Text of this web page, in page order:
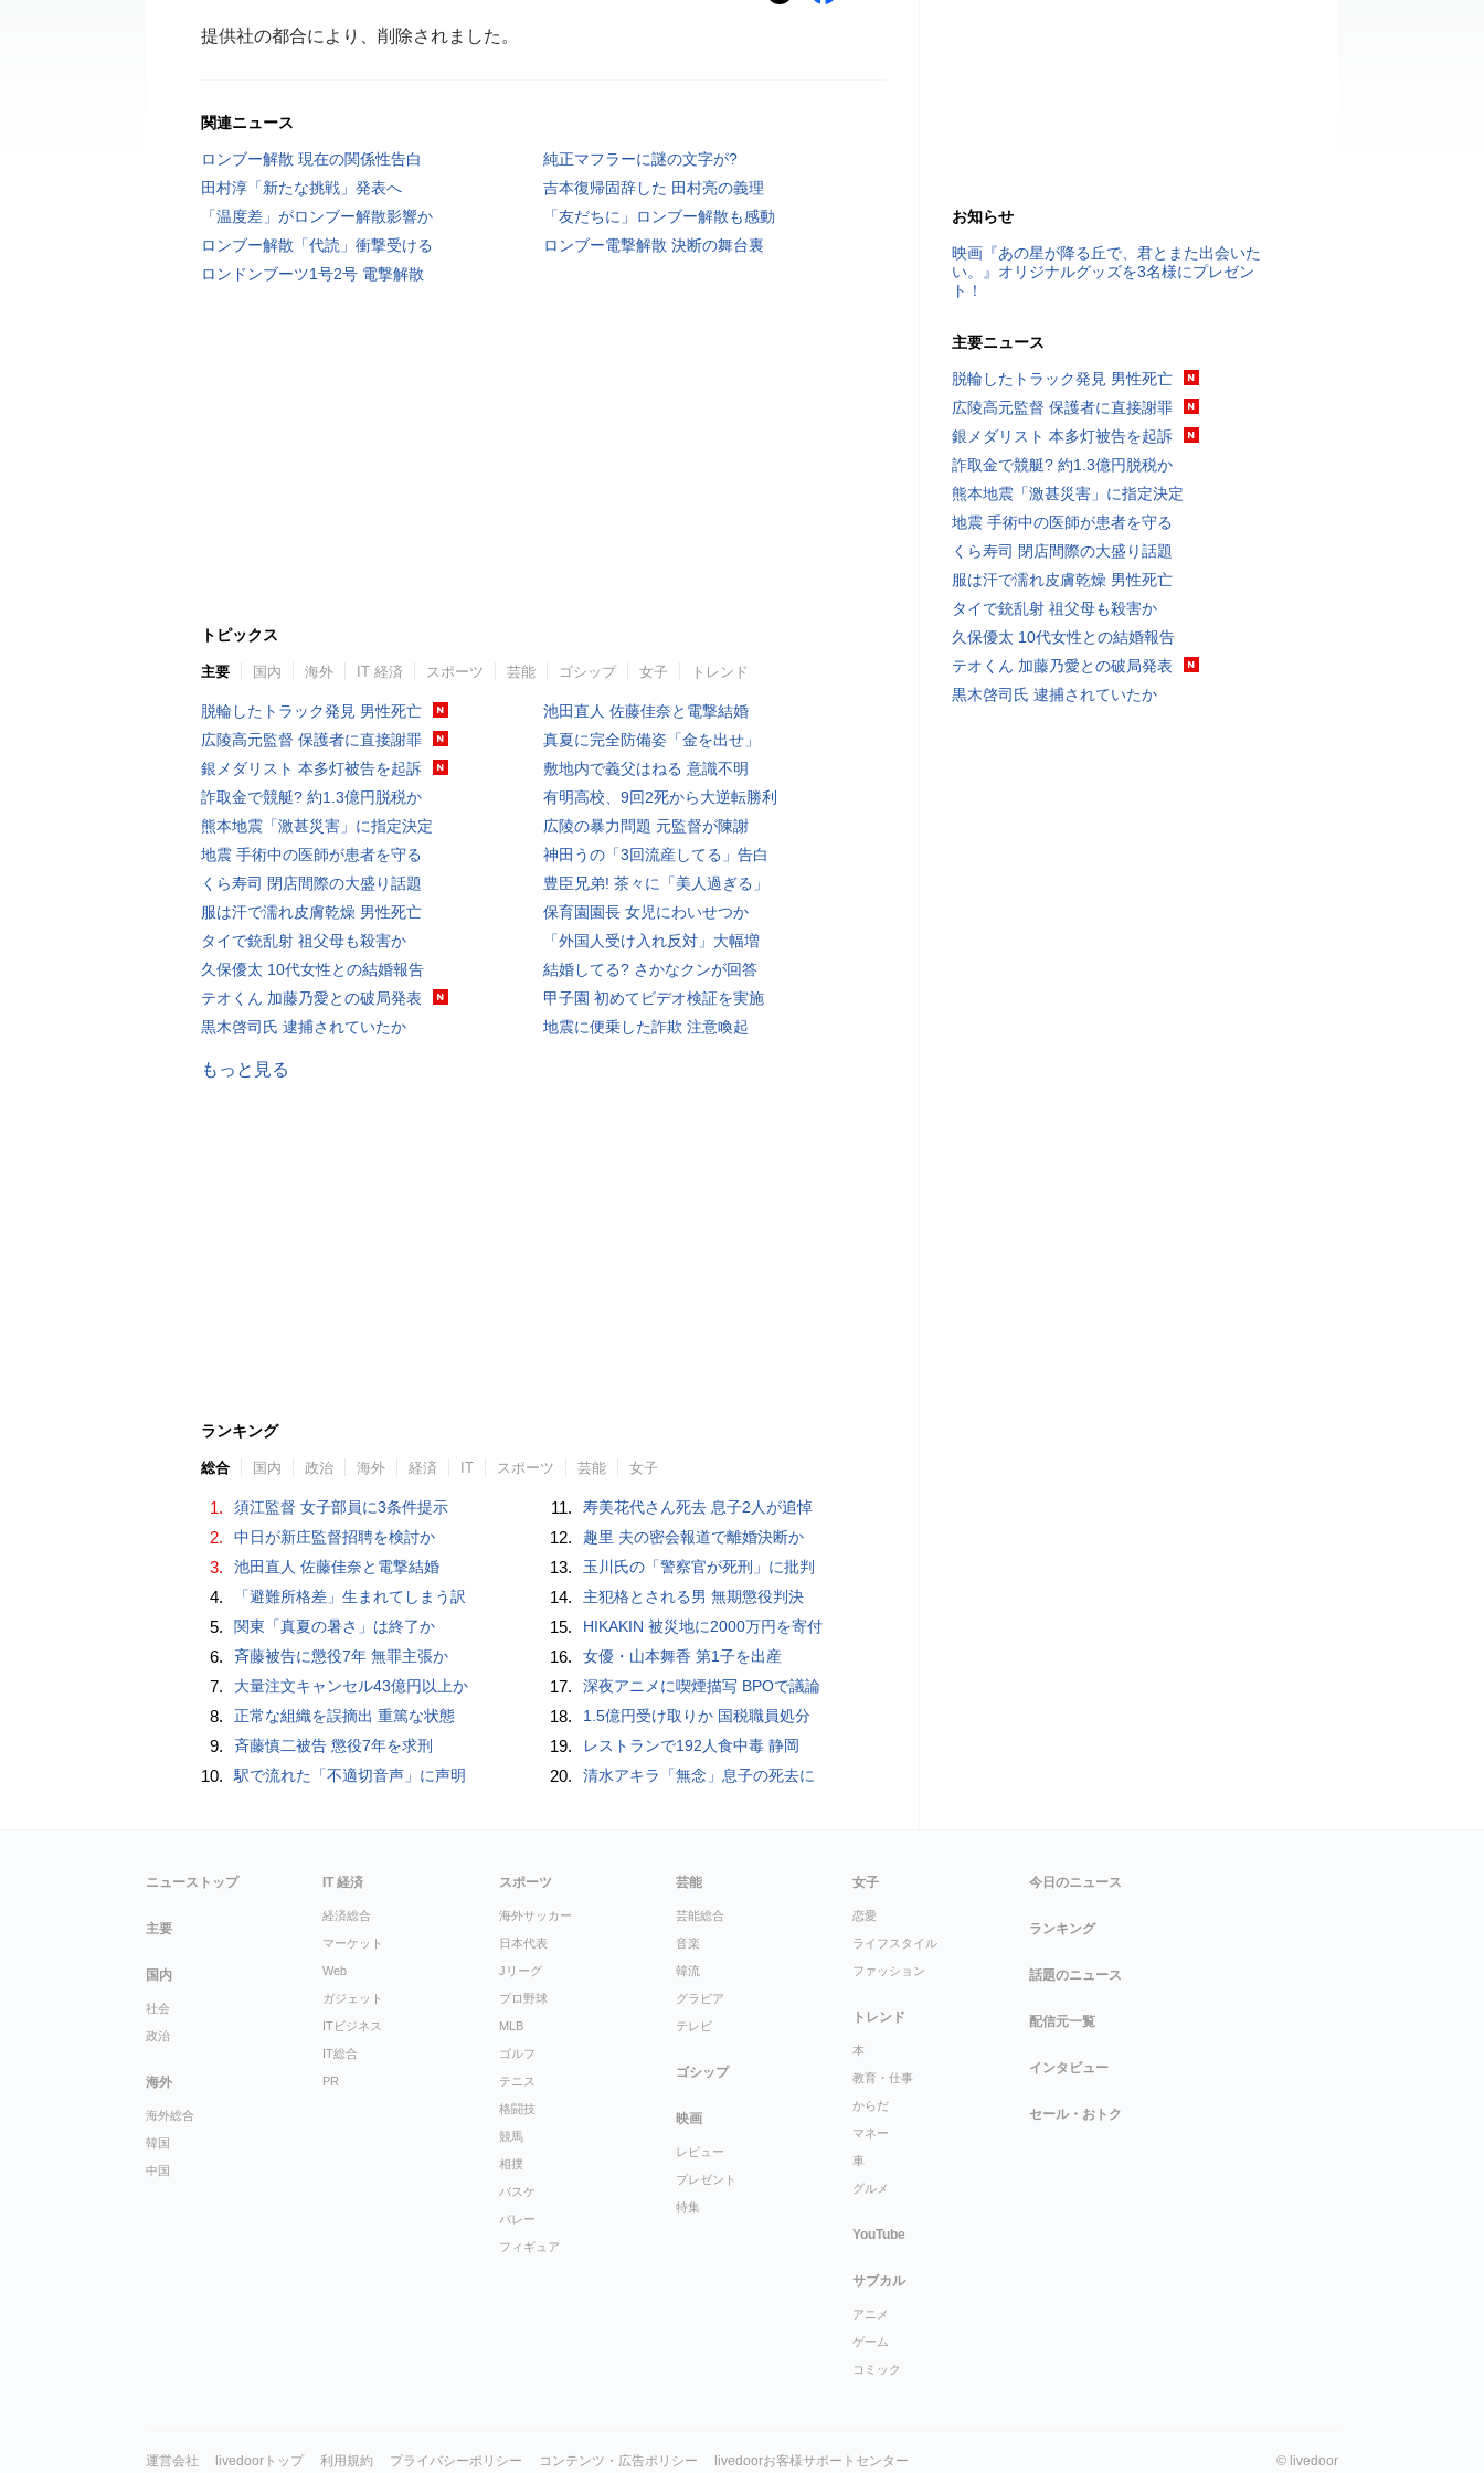
提供社の都合により、削除されました。
関連ニュース
ロンブー解散 現在の関係性告白
純正マフラーに謎の文字が?
田村淳「新たな挑戦」発表へ
吉本復帰固辞した 田村亮の義理
「温度差」がロンブー解散影響か
「友だちに」ロンブー解散も感動
ロンブー解散「代読」衝撃受ける
ロンブー電撃解散 決断の舞台裏
ロンドンブーツ1号2号 電撃解散
トピックス
主要 国内 海外 IT 経済 スポーツ 芸能 ゴシップ 女子 トレンド
脱輪したトラック発見 男性死亡
広陵高元監督 保護者に直接謝罪
銀メダリスト 本多灯被告を起訴
詐取金で競艇? 約1.3億円脱税か
熊本地震「激甚災害」に指定決定
地震 手術中の医師が患者を守る
くら寿司 閉店間際の大盛り話題
服は汗で濡れ皮膚乾燥 男性死亡
タイで銃乱射 祖父母も殺害か
久保優太 10代女性との結婚報告
テオくん 加藤乃愛との破局発表
黒木啓司氏 逮捕されていたか
池田直人 佐藤佳奈と電撃結婚
真夏に完全防備姿「金を出せ」
敷地内で義父はねる 意識不明
有明高校、9回2死から大逆転勝利
広陵の暴力問題 元監督が陳謝
神田うの「3回流産してる」告白
豊臣兄弟! 茶々に「美人過ぎる」
保育園園長 女児にわいせつか
「外国人受け入れ反対」大幅増
結婚してる? さかなクンが回答
甲子園 初めてビデオ検証を実施
地震に便乗した詐欺 注意喚起
もっと見る
ランキング
総合 国内 政治 海外 経済 IT スポーツ 芸能 女子
1. 須江監督 女子部員に3条件提示
2. 中日が新庄監督招聘を検討か
3. 池田直人 佐藤佳奈と電撃結婚
4. 「避難所格差」生まれてしまう訳
5. 関東「真夏の暑さ」は終了か
6. 斉藤被告に懲役7年 無罪主張か
7. 大量注文キャンセル43億円以上か
8. 正常な組織を誤摘出 重篤な状態
9. 斉藤慎二被告 懲役7年を求刑
10. 駅で流れた「不適切音声」に声明
11. 寿美花代さん死去 息子2人が追悼
12. 趣里 夫の密会報道で離婚決断か
13. 玉川氏の「警察官が死刑」に批判
14. 主犯格とされる男 無期懲役判決
15. HIKAKIN 被災地に2000万円を寄付
16. 女優・山本舞香 第1子を出産
17. 深夜アニメに喫煙描写 BPOで議論
18. 1.5億円受け取りか 国税職員処分
19. レストランで192人食中毒 静岡
20. 清水アキラ「無念」息子の死去に
お知らせ
映画『あの星が降る丘で、君とまた出会いた
い。』オリジナルグッズを3名様にプレゼン
ト！
主要ニュース
脱輪したトラック発見 男性死亡
広陵高元監督 保護者に直接謝罪
銀メダリスト 本多灯被告を起訴
詐取金で競艇? 約1.3億円脱税か
熊本地震「激甚災害」に指定決定
地震 手術中の医師が患者を守る
くら寿司 閉店間際の大盛り話題
服は汗で濡れ皮膚乾燥 男性死亡
タイで銃乱射 祖父母も殺害か
久保優太 10代女性との結婚報告
テオくん 加藤乃愛との破局発表
黒木啓司氏 逮捕されていたか
ニューストップ
主要
国内
社会
政治
海外
海外総合
韓国
中国
IT 経済
経済総合
マーケット
Web
ガジェット
ITビジネス
IT総合
PR
スポーツ
海外サッカー
日本代表
Jリーグ
プロ野球
MLB
ゴルフ
テニス
格闘技
競馬
相撲
バスケ
バレー
フィギュア
芸能
芸能総合
音楽
韓流
グラビア
テレビ
ゴシップ
映画
レビュー
プレゼント
特集
女子
恋愛
ライフスタイル
ファッション
トレンド
本
教育・仕事
からだ
マネー
車
グルメ
YouTube
サブカル
アニメ
ゲーム
コミック
今日のニュース
ランキング
話題のニュース
配信元一覧
インタビュー
セール・おトク
運営会社 livedoorトップ 利用規約 プライバシーポリシー コンテンツ・広告ポリシー livedoorお客様サポートセンター © livedoor